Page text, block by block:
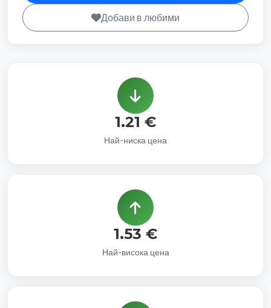
Добави в любими
1.21 €
Най-ниска цена
1.53 €
Най-висока цена